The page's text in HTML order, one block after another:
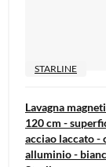
STARLINE
Lavagna
120 cm -
acciao laccato -
alluminio -